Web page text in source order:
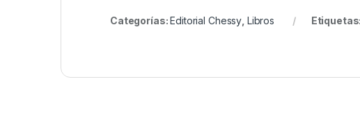
Categorías:Editorial Chessy Libros